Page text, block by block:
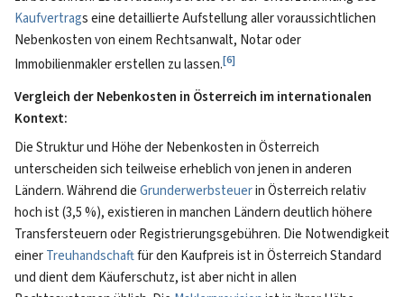
Kaufvertrags eine detaillierte Aufstellung aller voraussichtlichen
Nebenkosten von einem Rechtsanwalt, Notar oder
Immobilienmakler erstellen zu lassen.[6]
Vergleich der Nebenkosten in Österreich im internationalen
Kontext:
Die Struktur und Höhe der Nebenkosten in Österreich
unterscheiden sich teilweise erheblich von jenen in anderen
Ländern. Während dieGrunderwerbsteuerin Österreich relativ
hoch ist (3,5 %), existieren in manchen Ländern deutlich höhere
Transfersteuern oder Registrierungsgebühren. Die Notwendigkeit
einerTreuhandschaftfür den Kaufpreis ist in Österreich Standard
und dient dem Käuferschutz, ist aber nicht in allen